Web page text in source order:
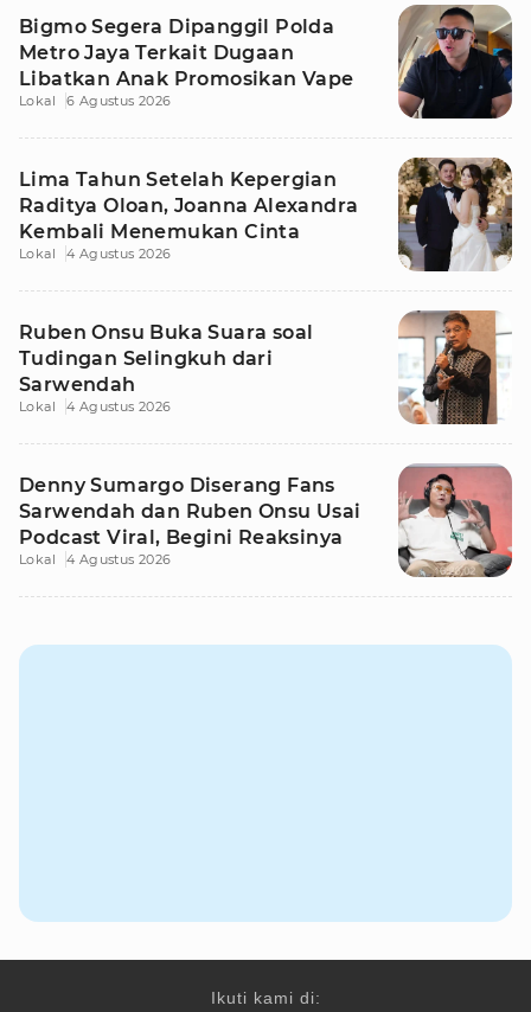
Bigmo Segera Dipanggil Polda
Metro Jaya Terkait Dugaan
Libatkan Anak Promosikan Vape
Lokal 6 Agustus 2026
Lima Tahun Setelah Kepergian
Raditya Oloan, Joanna Alexandra
Kembali Menemukan Cinta
Lokal 4 Agustus 2026
Ruben Onsu Buka Suara soal
Tudingan Selingkuh dari
Sarwendah
Lokal 4 Agustus 2026
Denny Sumargo Diserang Fans
Sarwendah dan Ruben Onsu Usai
Podcast Viral, Begini Reaksinya
Lokal 4 Agustus 2026
Ikuti kami di: